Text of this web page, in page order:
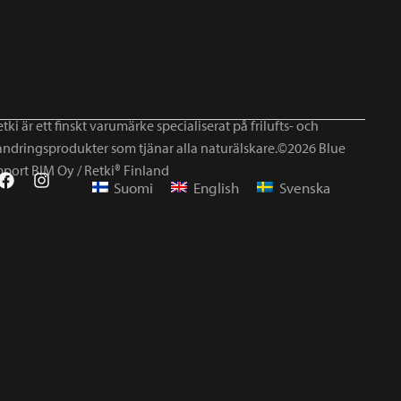
är ett finskt varumärke specialiserat på frilufts- och
som tjänar alla naturälskare.©2026 Blue
BIM Oy / Retki® Finland
Suomi English Svenska